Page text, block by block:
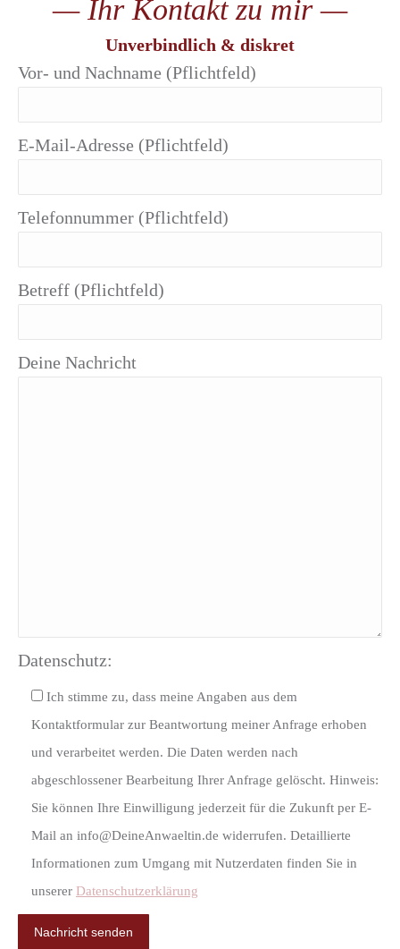
— Ihr Kontakt zu mir —
Unverbindlich & diskret
Vor- und Nachname (Pflichtfeld)
E-Mail-Adresse (Pflichtfeld)
Telefonnummer (Pflichtfeld)
Betreff (Pflichtfeld)
Deine Nachricht
Datenschutz:
Ich stimme zu, dass meine Angaben aus dem
Kontaktformular zur Beantwortung meiner Anfrage erhoben
und verarbeitet werden. Die Daten werden nach
abgeschlossener Bearbeitung Ihrer Anfrage gelöscht. Hinweis:
Sie können Ihre Einwilligung jederzeit für die Zukunft per E-
Mail an info@DeineAnwaeltin.de widerrufen. Detaillierte
Informationen zum Umgang mit Nutzerdaten finden Sie in
unserer Datenschutzerklärung